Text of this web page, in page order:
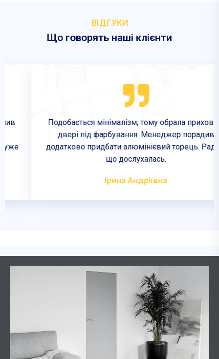
ВІДГУКИ
Що говорять наші клієнти
Подобається мінімалізм, тому обрала приховані
двері під фарбування. Менеджер порадив
додатково придбати алюмінієвий торець. Радію,
що дослухалась.
Ірина Андріївна